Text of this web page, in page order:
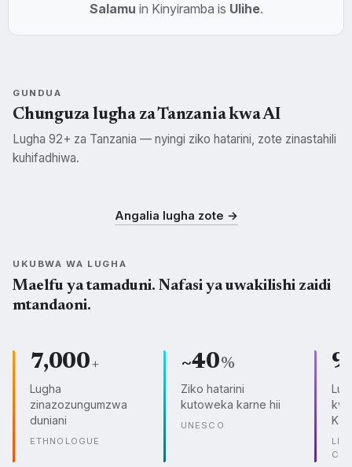
Salamu in Kinyiramba is Ulihe.
GUNDUA
Chunguza lugha za Tanzania kwa AI
Lugha 92+ za Tanzania — nyingi ziko hatarini, zote zinastahili
kuhifadhiwa.
Angalia lugha zote →
UKUBWA WA LUGHA
Maelfu ya tamaduni. Nafasi ya uwakilishi zaidi
mtandaoni.
7,000+
Lugha
zinazozungumzwa
duniani
ETHNOLOGUE
~40%
Ziko hatarini
kutoweka karne hii
UNESCO